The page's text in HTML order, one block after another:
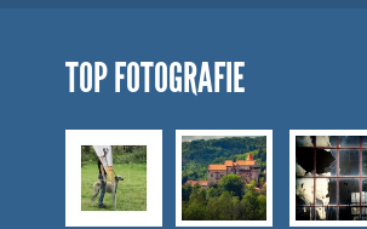
TOP FOTOGRAFIE